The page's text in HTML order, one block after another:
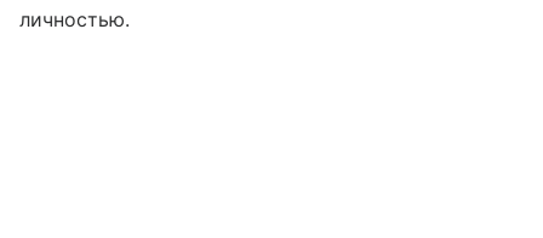
личностью.